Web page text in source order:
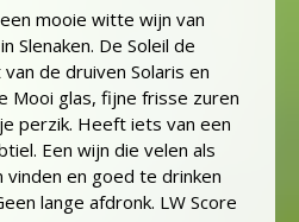
mooie witte wijn van
Slenaken. De Soleil de
de druiven Solaris en
Mooi glas, fijne frisse zuren
perzik. Heeft iets van een
Een wijn die velen als
vinden en goed te drinken
lange afdronk. LW Score